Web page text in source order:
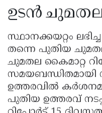
ഉടൻ
സ്ഥാനക്കയറ്റം
തന്നെ പുതിയ
ചുമതല കൈമാറ്റ
സമയബന്ധിതമായി
ഉത്തരവിൽ
പുതിയ ഉത്തരവ്